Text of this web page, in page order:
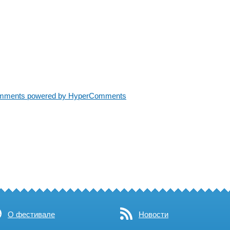
powered by HyperComments
О фестивале Новости